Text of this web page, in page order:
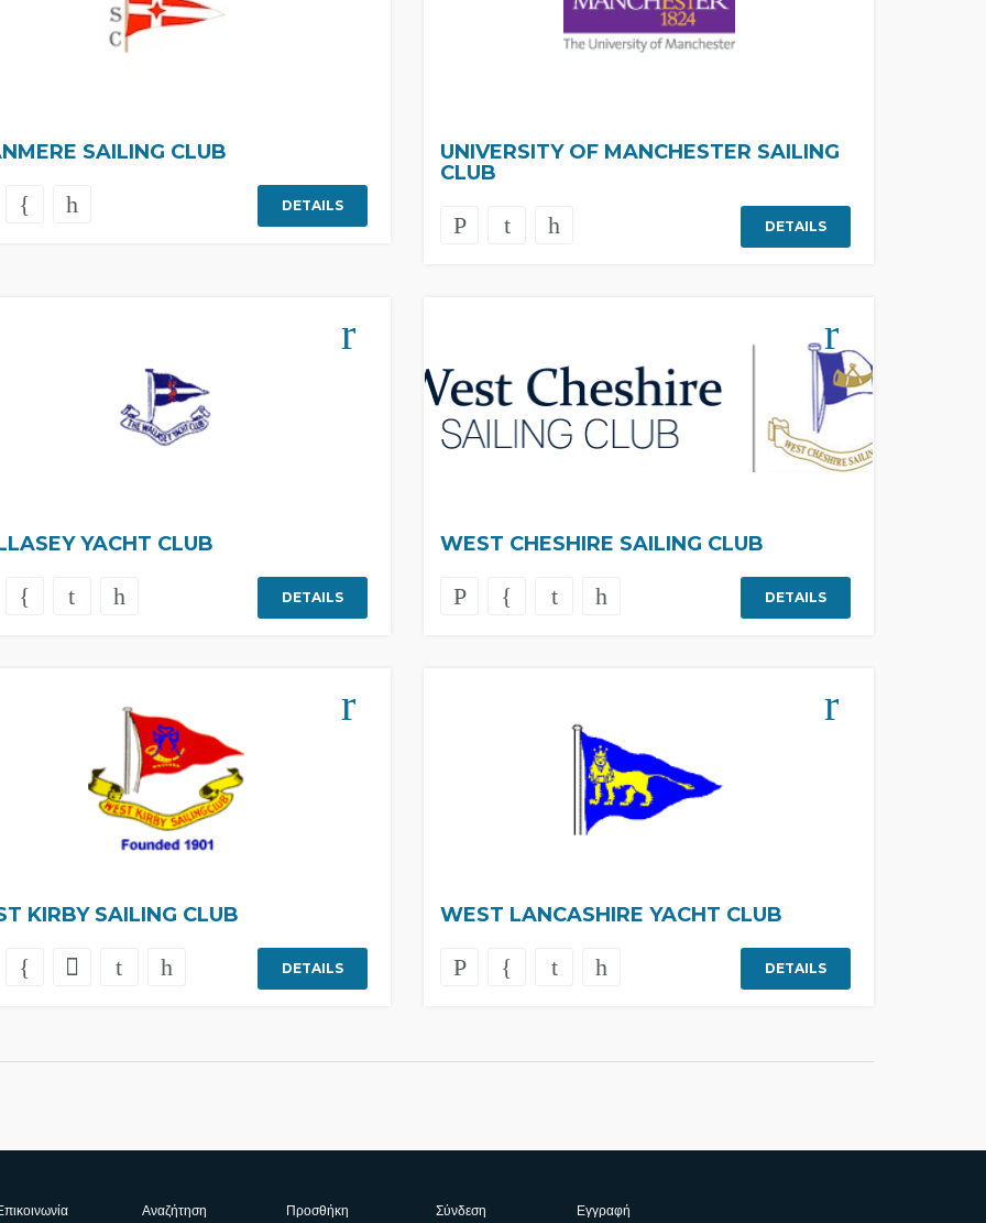
SAILING CLUB
DETAILS
UNIVERSITY OF MANCHESTER SAILING
CLUB
DETAILS
YACHT CLUB
DETAILS
WEST CHESHIRE SAILING CLUB
DETAILS
KIRBY SAILING CLUB
DETAILS
WEST LANCASHIRE YACHT CLUB
DETAILS
Αναζήτηση Προσθήκη Σύνδεση Εγγραφή